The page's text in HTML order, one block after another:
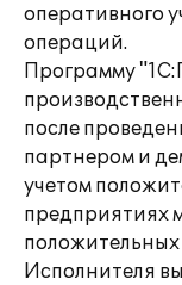
оперативного
операций.
Программу
после
партнером и
учетом
предприятиях
Исполнителя